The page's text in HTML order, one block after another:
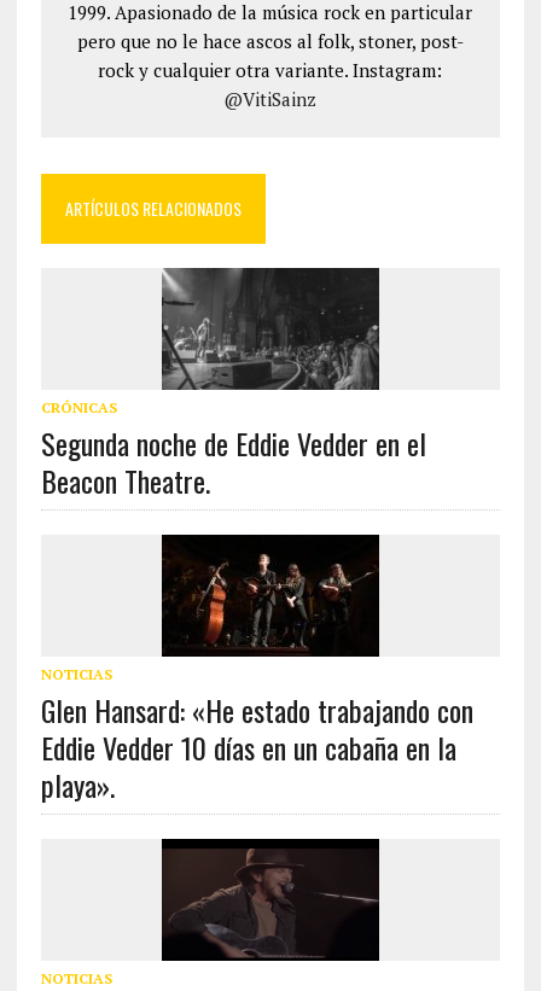
1999. Apasionado de la música rock en particular
pero que no le hace ascos al folk, stoner, post-
rock y cualquier otra variante. Instagram:
@VitiSainz
ARTÍCULOS RELACIONADOS
CRÓNICAS
Segunda noche de Eddie Vedder en el
Beacon Theatre.
NOTICIAS
Glen Hansard: «He estado trabajando con
Eddie Vedder 10 días en un cabaña en la
playa».
NOTICIAS